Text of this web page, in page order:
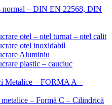
normal – DIN EN 22568, DIN
otel – otel turnat – otel calit
oțel inoxidabil
Aluminiu
plastic – cauciuc
Metalice – FORMA A –
– Formă C – Cilindrică